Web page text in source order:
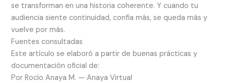
se transforman en una historia coherente. Y cuando tu
audiencia siente continuidad, confía más, se queda más y
vuelve por más.
Fuentes consultadas
Este artículo se elaboró a partir de buenas prácticas y
documentación oficial de:
Por Rocío Anaya M. — Anaya Virtual